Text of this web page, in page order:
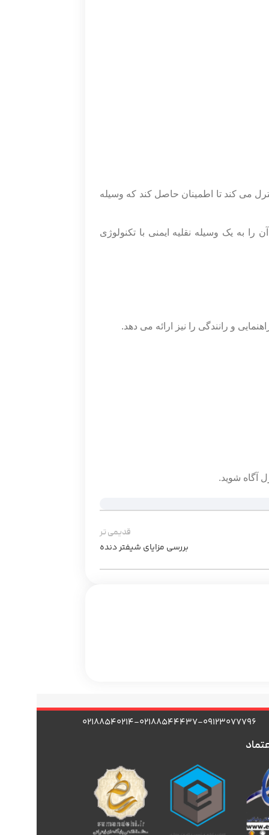
می کند تا اطمینان حاصل کند که وسیله
را به یک وسیله نقلیه ایمنی با تکنولوژی
و رانندگی را نیز ارائه می دهد.
آگاه شوید.
قدیمی تر
بررسی مزایای شیفتر دنده
۰۲۱۸۸۵۴۰۲۱۴-۰۲۱۸۸۵۴۴۴۳۷-۰۹۱۲۳۰۷۷۷۹۶